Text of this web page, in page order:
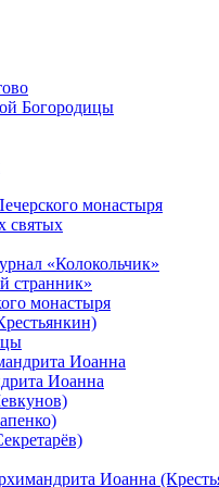
Богородицы
монастыря
святых
«Колокольчик»
странник»
монастыря
Иоанна
Иоанна
Иоанна